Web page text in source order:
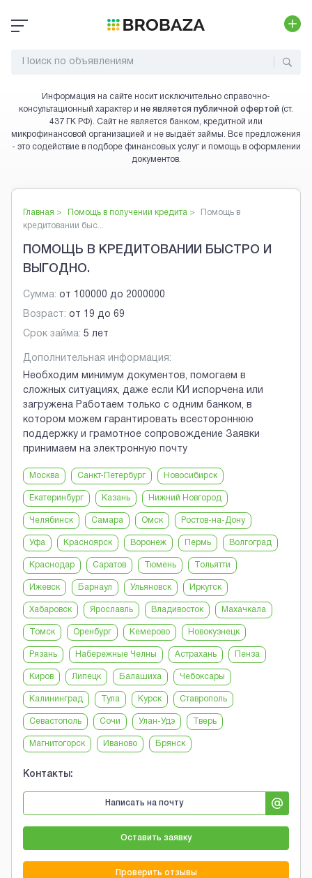
Информация на сайте носит исключительно справочно-
консультационный характер и не является публичной офертой (ст.
437 ГК РФ). Сайт не является банком, кредитной или
микрофинансовой организацией и не выдаёт займы. Все предложения
- это содействие в подборе финансовых услуг и помощь в оформлении
документов.
Главная > Помощь в получении кредита >
Помощь в
кредитовании быс...
ПОМОЩЬ В КРЕДИТОВАНИИ БЫСТРО И
ВЫГОДНО.
Сумма: от 100000 до 2000000
Возраст: от 19 до 69
Срок займа: 5 лет
Дополнительная информация:
Необходим минимум документов, помогаем в
сложных ситуациях, даже если КИ испорчена или
загружена Работаем только с одним банком, в
котором можем гарантировать всестороннюю
поддержку и грамотное сопровождение Заявки
принимаем на электронную почту
Москва Санкт-Петербург Новосибирск
Екатеринбург Казань Нижний Новгород
Челябинск Самара Омск Ростов-на-Дону
Уфа Красноярск Воронеж Пермь Волгоград
Краснодар Саратов Тюмень Тольятти
Ижевск Барнаул Ульяновск Иркутск
Хабаровск Ярославль Владивосток Махачкала
Томск Оренбург Кемерово Новокузнецк
Рязань Набережные Челны Астрахань Пенза
Киров Липецк Балашиха Чебоксары
Калининград Тула Курск Ставрополь
Севастополь Сочи Улан-Удэ Тверь
Магнитогорск Иваново Брянск
Контакты:
Написать на почту
Оставить заявку
Проверить отзывы